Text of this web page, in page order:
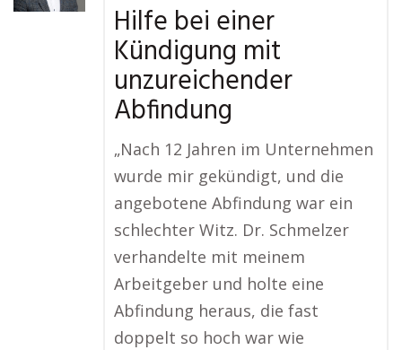
Hilfe bei einer
Kündigung mit
unzureichender
Abfindung
„Nach 12 Jahren im Unternehmen
wurde mir gekündigt, und die
angebotene Abfindung war ein
schlechter Witz. Dr. Schmelzer
verhandelte mit meinem
Arbeitgeber und holte eine
Abfindung heraus, die fast
doppelt so hoch war wie